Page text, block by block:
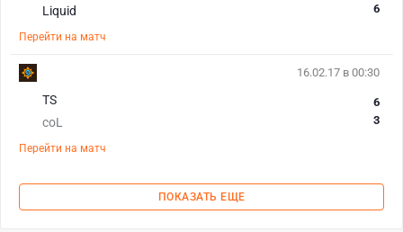
Liquid
6
Перейти на матч
16.02.17 в 00:30
TS
coL
6
3
Перейти на матч
ПОКАЗАТЬ ЕЩЕ